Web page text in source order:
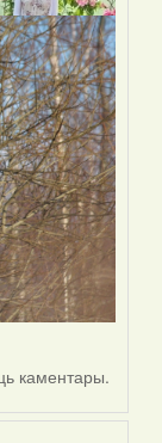
каментары.